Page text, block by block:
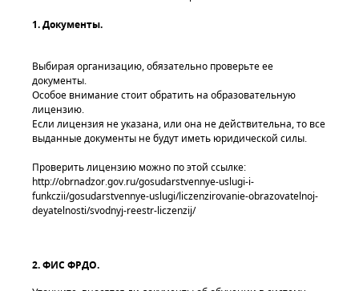
1. Документы.
Выбирая организацию, обязательно проверьте ее
документы.
Особое внимание стоит обратить на образовательную
лицензию.
Если лицензия не указана, или она не действительна, то все
выданные документы не будут иметь юридической силы.
Проверить лицензию можно по этой ссылке:
http://obrnadzor.gov.ru/gosudarstvennye-uslugi-i-
funkczii/gosudarstvennye-uslugi/liczenzirovanie-obrazovatelnoj-
deyatelnosti/svodnyj-reestr-liczenzij/
2. ФИС ФРДО.